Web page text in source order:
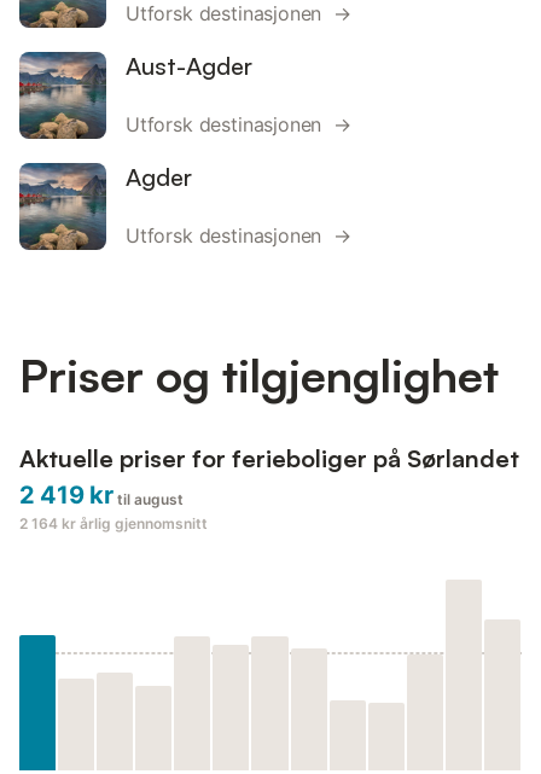
Utforsk destinasjonen →
Aust-Agder
Utforsk destinasjonen →
Agder
Utforsk destinasjonen →
Priser og tilgjenglighet
Aktuelle priser for ferieboliger på Sørlandet
2 419 kr til august
2 164 kr årlig gjennomsnitt